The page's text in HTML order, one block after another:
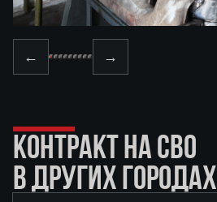
← →
КОНТРАКТ НА СВО
В ДРУГИХ ГОРОДАХ